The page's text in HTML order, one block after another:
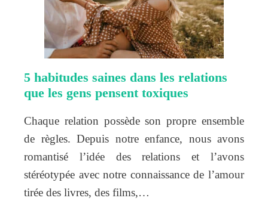
5 habitudes saines dans les relations
que les gens pensent toxiques
Chaque relation possède son propre ensemble
de règles. Depuis notre enfance, nous avons
romantisé l’idée des relations et l’avons
stéréotypée avec notre connaissance de l’amour
tirée des livres, des films,…